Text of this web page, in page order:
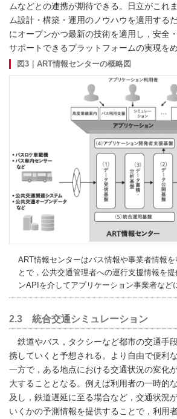
ムなどとの連携が期待できる。日立がこれ
ム設計・構築・運用のノウハウを適用する
にオープンかつ最新の技術を適用し，安全
サポートできるプラットフォームの実現を
図3｜ART情報センターの概略図
ART情報センターはバス情報や事業者情報を
とで，公共交通管理者への運行支援情報を
ンAPIを介してアプリケーション事業者など
2.3 統合交通シミュレーション
鉄道やバス，タクシーなど都市の交通手
携していくと予想される。より自由で便利
一方で，ある地点における交通状況の変化
大することとなる。例えば利用者の一時的
及し，鉄道遅延に至る場合など，交通状況
いくかの予測情報を提供することで，利用